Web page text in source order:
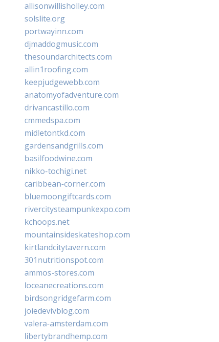
allisonwillisholley.com
solslite.org
portwayinn.com
djmaddogmusic.com
thesoundarchitects.com
allin1roofing.com
keepjudgewebb.com
anatomyofadventure.com
drivancastillo.com
cmmedspa.com
midletontkd.com
gardensandgrills.com
basilfoodwine.com
nikko-tochigi.net
caribbean-corner.com
bluemoongiftcards.com
rivercitysteampunkexpo.com
kchoops.net
mountainsideskateshop.com
kirtlandcitytavern.com
301nutritionspot.com
ammos-stores.com
loceanecreations.com
birdsongridgefarm.com
joiedevivblog.com
valera-amsterdam.com
libertybrandhemp.com